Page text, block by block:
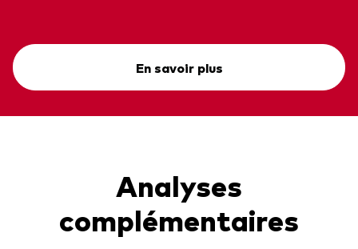
En savoir plus
Analyses
complémentaires